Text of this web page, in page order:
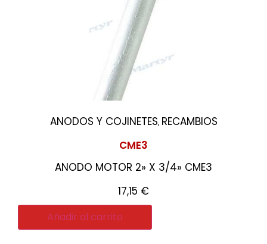
ANODOS Y COJINETES, RECAMBIOS
CME3
ANODO MOTOR 2» X 3/4» CME3
17,15 €
Añadir al carrito